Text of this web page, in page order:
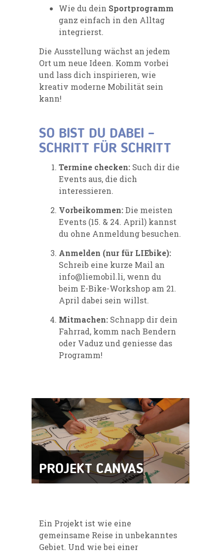
Wie du dein Sportprogramm
ganz einfach in den Alltag
integrierst.
Die Ausstellung wächst an jedem
Ort um neue Ideen. Komm vorbei
und lass dich inspirieren, wie
kreativ moderne Mobilität sein
kann!
SO BIST DU DABEI –
SCHRITT FÜR SCHRITT
Termine checken: Such dir die
Events aus, die dich
interessieren.
Vorbeikommen:Die meisten
Events (15. & 24. April) kannst
du ohne Anmeldung besuchen.
Anmelden (nur für LIEbike):
Schreib eine kurze Mail an
info@liemobil.li, wenn du
beim E-Bike-Workshop am 21.
April dabei sein willst.
Mitmachen: Schnapp dir dein
Fahrrad, komm nach Bendern
oder Vaduz und geniesse das
Programm!
PROJEKT CANVAS
Ein Projekt ist wie eine
gemeinsame Reise in unbekanntes
Gebiet. Und wie bei einer